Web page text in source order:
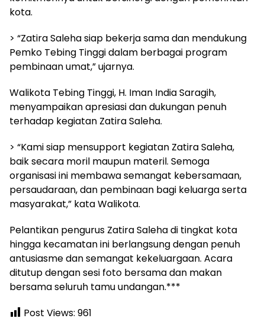
kota.
‎> “Zatira Saleha siap bekerja sama dan mendukung
Pemko Tebing Tinggi dalam berbagai program
pembinaan umat,” ujarnya.
‎Walikota Tebing Tinggi, H. Iman India Saragih,
menyampaikan apresiasi dan dukungan penuh
terhadap kegiatan Zatira Saleha.
‎> “Kami siap mensupport kegiatan Zatira Saleha,
baik secara moril maupun materil. Semoga
organisasi ini membawa semangat kebersamaan,
persaudaraan, dan pembinaan bagi keluarga serta
masyarakat,” kata Walikota.
‎Pelantikan pengurus Zatira Saleha di tingkat kota
hingga kecamatan ini berlangsung dengan penuh
antusiasme dan semangat kekeluargaan. Acara
ditutup dengan sesi foto bersama dan makan
bersama seluruh tamu undangan.***
Post Views: 961